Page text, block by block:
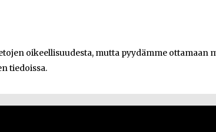
oikeellisuudesta, mutta pyydämme ottamaan
tiedoissa.